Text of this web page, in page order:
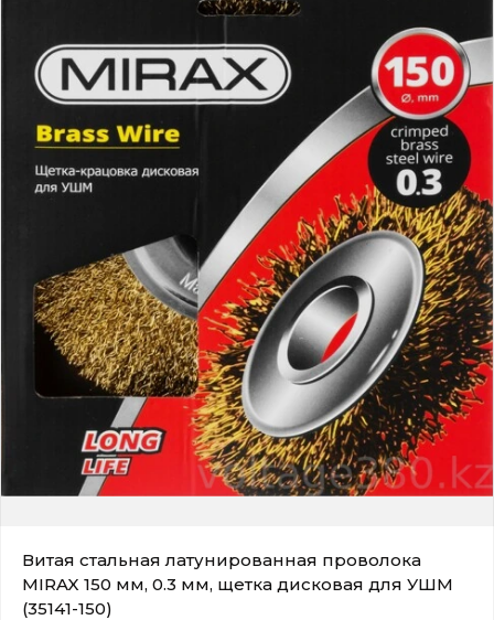
Витая стальная латунированная проволока
MIRAX 150 мм, 0.3 мм, щетка дисковая для УШМ
(35141-150)